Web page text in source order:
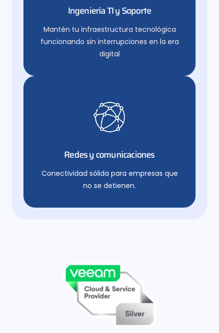
Ingeniería TI y Soporte
Mantén tu infraestructura tecnológica
funcionando sin interrupciones en la era
digital
Redes y comunicaciones
Conectividad sólida para empresas que
no se detienen.